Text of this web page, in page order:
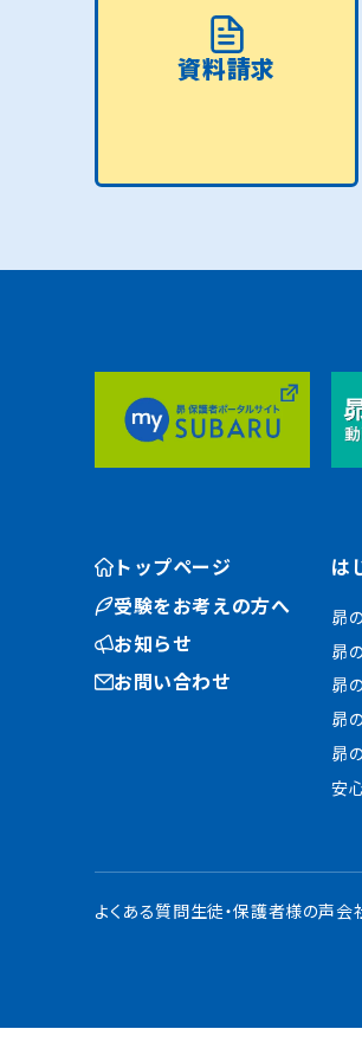
資料請求
トップページ
受験をお考えの方へ
お知らせ
お問い合わせ
は
昴
昴
昴
昴
昴
安
よくある質問生徒・保護者様の声会